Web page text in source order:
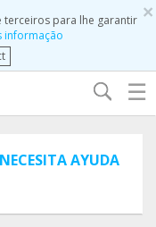
×
para lhe garantir
informação
☰
AYUDA